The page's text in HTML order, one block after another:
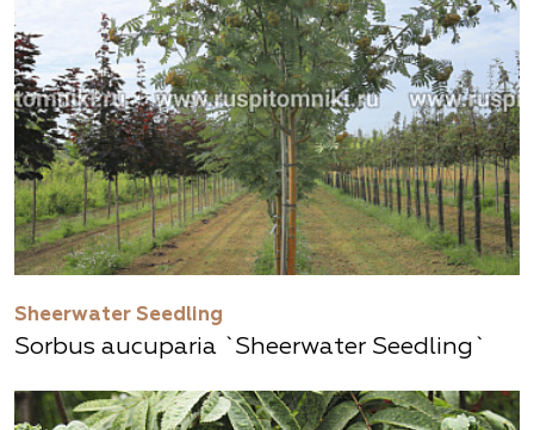
Sheerwater Seedling
Sorbus aucuparia `Sheerwater Seedling`